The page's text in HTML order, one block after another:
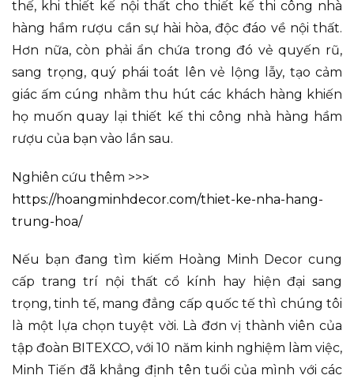
thế, khi thiết kế nội thất cho thiết kế thi công nhà
hàng hầm rượu cần sự hài hòa, độc đáo về nội thất.
Hơn nữa, còn phải ẩn chứa trong đó vẻ quyến rũ,
sang trọng, quý phái toát lên vẻ lộng lẫy, tạo cảm
giác ấm cúng nhằm thu hút các khách hàng khiến
họ muốn quay lại thiết kế thi công nhà hàng hầm
rượu của bạn vào lần sau.
Nghiên cứu thêm >>>
https://hoangminhdecor.com/thiet-ke-nha-hang-
trung-hoa/
Nếu bạn đang tìm kiếm Hoàng Minh Decor cung
cấp trang trí nội thất cổ kính hay hiện đại sang
trọng, tinh tế, mang đẳng cấp quốc tế thì chúng tôi
là một lựa chọn tuyệt vời. Là đơn vị thành viên của
tập đoàn BITEXCO, với 10 năm kinh nghiệm làm việc,
Minh Tiến đã khẳng định tên tuổi của mình với các